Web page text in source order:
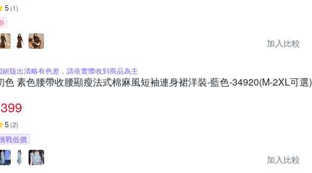
5 (1)
加入比較
絕版出清略有色差，請依實際收到商品為主
色 素色腰帶收腰顯瘦法式棉麻風短袖連身裙洋裝-藍色-34920(M-2XL可選)
399
5 (2)
戰低價
加入比較